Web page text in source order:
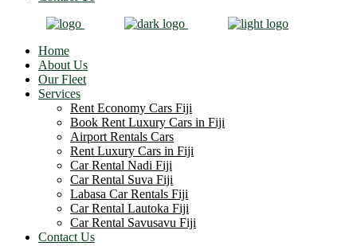
Home
About Us
Our Fleet
Services
Rent Economy Cars Fiji
Book Rent Luxury Cars in Fiji
Airport Rentals Cars
Rent Luxury Cars in Fiji
Car Rental Nadi Fiji
Car Rental Suva Fiji
Labasa Car Rentals Fiji
Car Rental Lautoka Fiji
Car Rental Savusavu Fiji
Contact Us